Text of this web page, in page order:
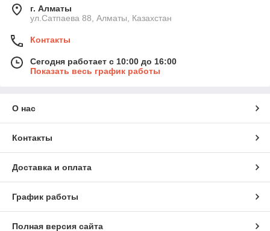
г. Алматы
ул.Сатпаева 88, Алматы, Казахстан
Контакты
Сегодня работает с 10:00 до 16:00
Показать весь график работы
О нас
Контакты
Доставка и оплата
График работы
Полная версия сайта